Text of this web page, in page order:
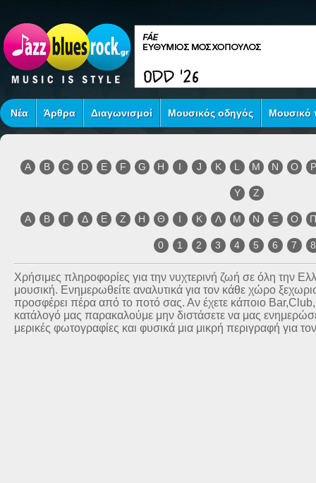
Νέα Άρθρα Διαγωνισμοί Μουσικός οδηγός Μουσικό
A B C D E F G H I J K L M N O P
Y Z
Α Β Γ Δ Ε Ζ Η Θ Ι Κ Λ Μ Ν Ξ Ο
0 1 2 3 4 5 6 7 8
Χρήσιμες πληροφορίες για την νυχτερινή ζωή σε όλη την
μουσική. Ενημερωθείτε αναλυτικά για τον κάθε χώρο
προσφέρει πέρα από το ποτό σας. Αν έχετε κάποιο
κατάλογό μας παρακαλούμε μην διστάσετε να μας
μερικές φωτογραφίες και φυσικά μια μικρή περιγραφή για